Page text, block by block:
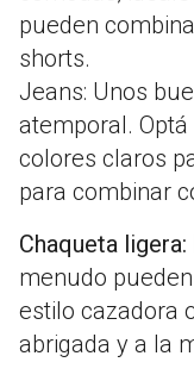
pueden
shorts.
Jeans: Unos
atemporal.
colores claros
para combinar
Chaqueta ligera:
menudo
estilo cazadora
abrigada y a la